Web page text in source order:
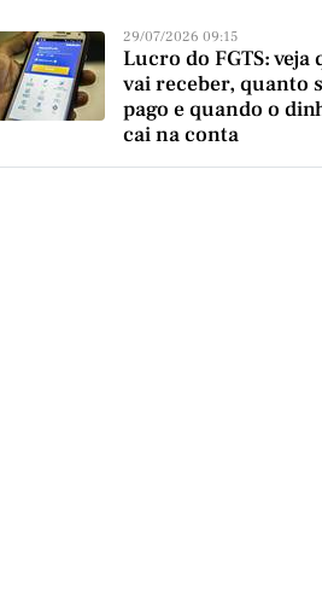
29/07/2026 09:15
Lucro do FGTS: veja
vai receber, quanto
pago e quando o
cai na conta